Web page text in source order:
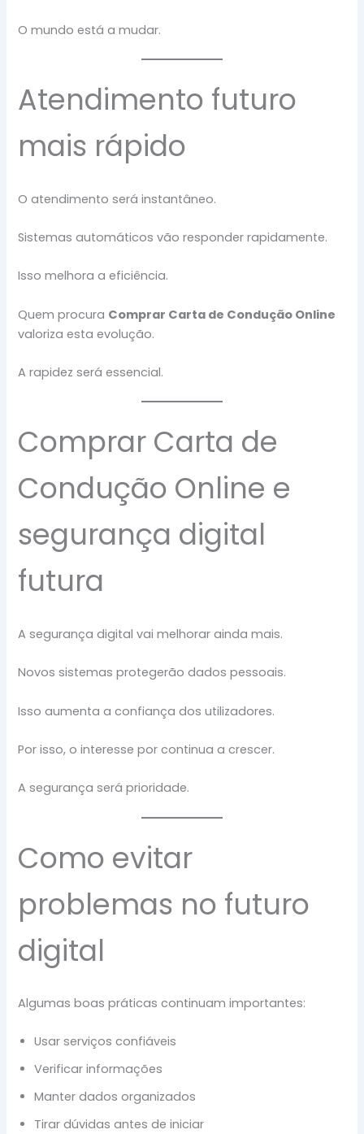
O mundo está a mudar.
Atendimento futuro
mais rápido
O atendimento será instantâneo.
Sistemas automáticos vão responder rapidamente.
Isso melhora a eficiência.
Quem procura Comprar Carta de Condução Online
valoriza esta evolução.
A rapidez será essencial.
Comprar Carta de
Condução Online e
segurança digital
futura
A segurança digital vai melhorar ainda mais.
Novos sistemas protegerão dados pessoais.
Isso aumenta a confiança dos utilizadores.
Por isso, o interesse por continua a crescer.
A segurança será prioridade.
Como evitar
problemas no futuro
digital
Algumas boas práticas continuam importantes:
Usar serviços confiáveis
Verificar informações
Manter dados organizados
Tirar dúvidas antes de iniciar